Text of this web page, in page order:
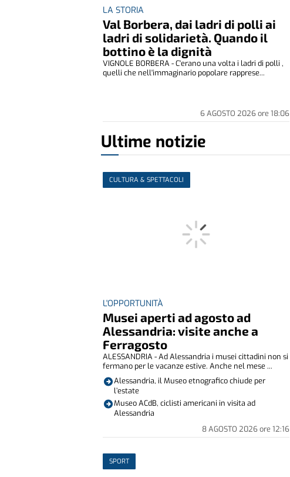
LA STORIA
Val Borbera, dai ladri di polli ai
ladri di solidarietà. Quando il
bottino è la dignità
6 AGOSTO 2026ore 18:06
VIGNOLE BORBERA - C'erano una volta i ladri di polli ,
quelli che nell'immaginario popolare rapprese...
Ultime notizie
CULTURA & SPETTACOLI
L'OPPORTUNITÀ
Musei aperti ad agosto ad
Alessandria: visite anche a
Ferragosto
8 AGOSTO 2026ore 12:16
ALESSANDRIA - Ad Alessandria i musei cittadini non si
fermano per le vacanze estive. Anche nel mese ...
Alessandria, il Museo etnografico chiude per
l’estate
Museo ACdB, ciclisti americani in visita ad
Alessandria
SPORT